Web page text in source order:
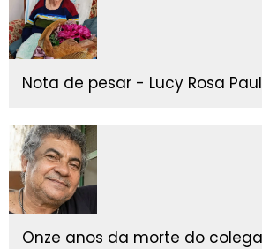
Nota de pesar - Lucy Rosa
Onze anos da morte do